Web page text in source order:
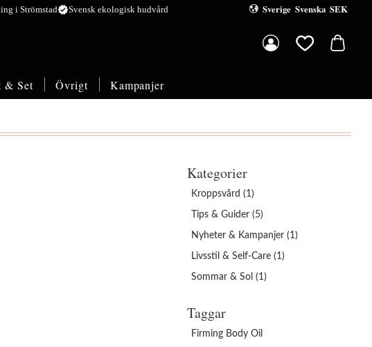
i StrömstadverifiedSvensk ekologisk hudvård Sverige Svenska SEK
& Set Övrigt Kampanjer
Kategorier
Kroppsvård (1)
Tips & Guider (5)
Nyheter & Kampanjer (1)
Livsstil & Self-Care (1)
Sommar & Sol (1)
Taggar
Firming Body Oil